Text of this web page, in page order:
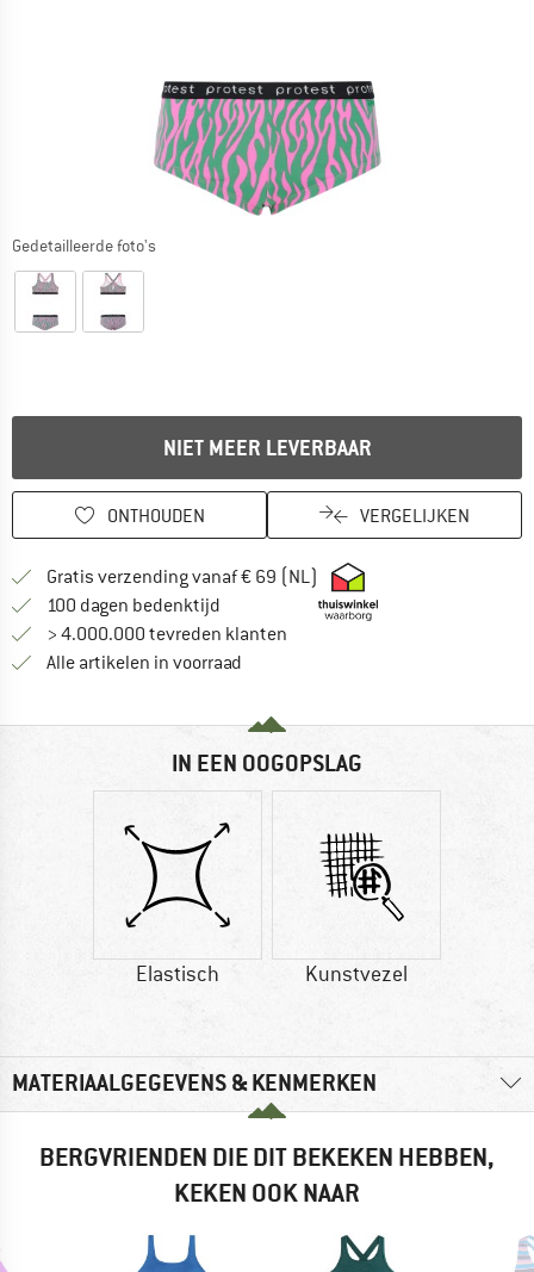
Gedetailleerde foto's
NIET MEER LEVERBAAR
ONTHOUDEN VERGELIJKEN
Gratis verzending vanaf € 69 (NL) Vind hier de
100 dagen bedenktijd Vind de betalingsinformatie hier!
> 4.000.000 tevreden klanten
Alle artikelen in voorraad
IN EEN OOGOPSLAG
Elastisch Kunstvezel
MATERIAALGEGEVENS & KENMERKEN
BERGVRIENDEN DIE DIT BEKEKEN HEBBEN,
KEKEN OOK NAAR